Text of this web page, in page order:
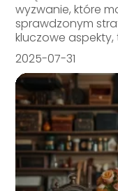
wyzwanie, które
sprawdzonym
kluczowe aspekty,
2025-07-31